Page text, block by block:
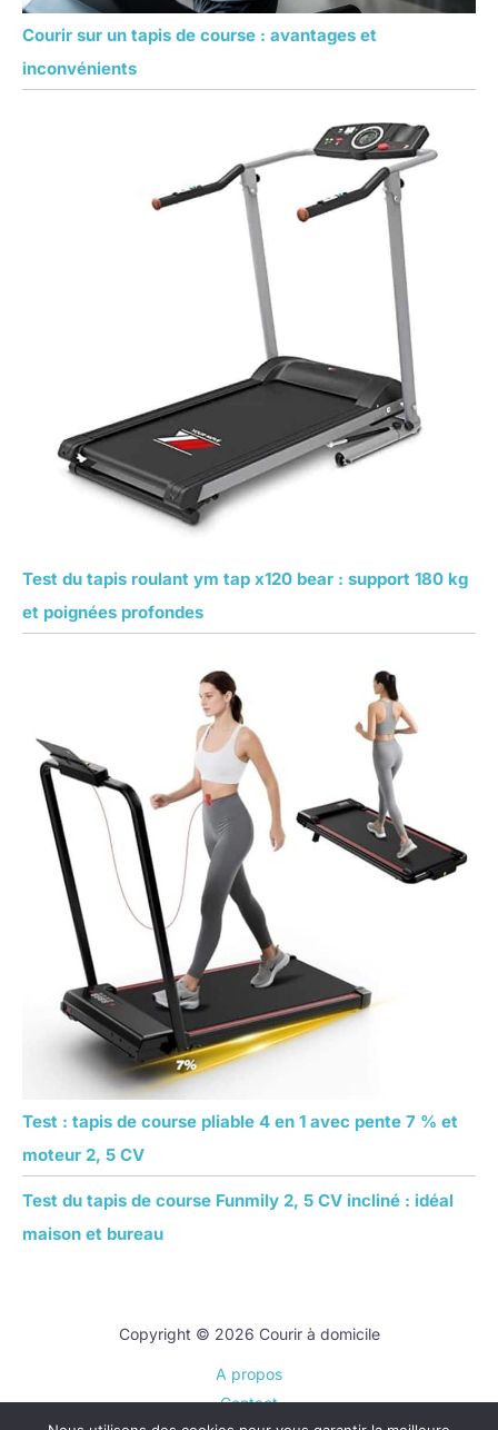
Courir sur un tapis de course : avantages et
inconvénients
Test du tapis roulant ym tap x120 bear : support 180 kg
et poignées profondes
Test : tapis de course pliable 4 en 1 avec pente 7 % et
moteur 2, 5 CV
Test du tapis de course Funmily 2, 5 CV incliné : idéal
maison et bureau
Copyright © 2026 Courir à domicile
A propos
Contact